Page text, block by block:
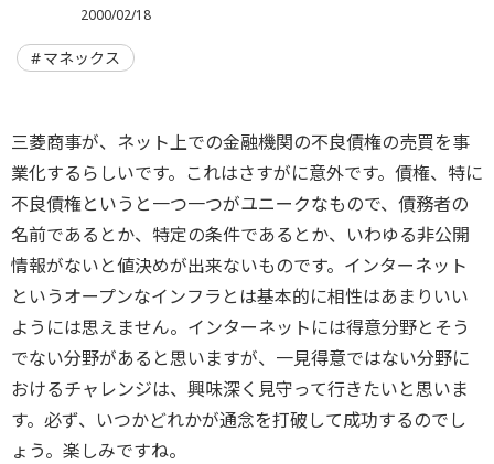
2000/02/18
マネックス
三菱商事が、ネット上での金融機関の不良債権の売買を事
業化するらしいです。これはさすがに意外です。債権、特に
不良債権というと一つ一つがユニークなもので、債務者の
名前であるとか、特定の条件であるとか、いわゆる非公開
情報がないと値決めが出来ないものです。インターネット
というオープンなインフラとは基本的に相性はあまりいい
ようには思えません。インターネットには得意分野とそう
でない分野があると思いますが、一見得意ではない分野に
おけるチャレンジは、興味深く見守って行きたいと思いま
す。必ず、いつかどれかが通念を打破して成功するのでし
ょう。楽しみですね。